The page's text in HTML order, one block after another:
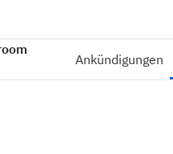
Ankündigungen